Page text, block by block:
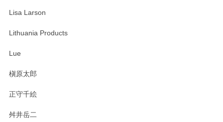
Lisa Larson
Lithuania Products
Lue
槇原太郎
正守千絵
舛井岳二